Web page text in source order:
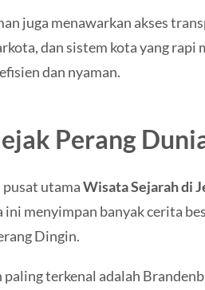
juga menawarkan akses
dan sistem kota yang
dan nyaman.
Perang
utamaWisata Sejarah di
ini menyimpan banyak cerita
Dingin.
paling terkenal adalah